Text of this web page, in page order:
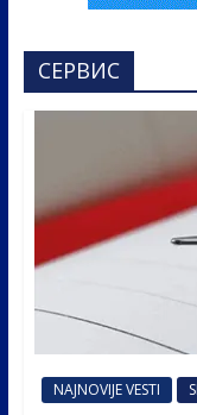
СЕРВИС
NAJNOVIJE VESTI